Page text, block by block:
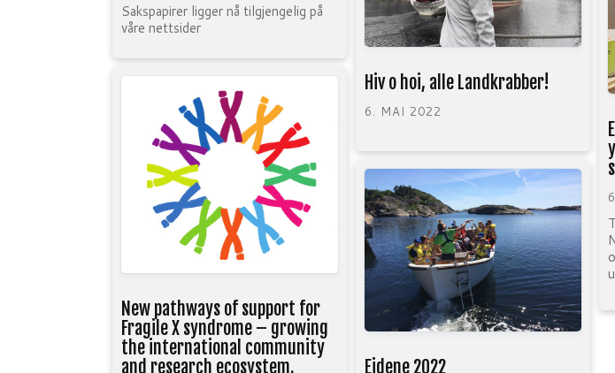
Sakspapirer ligger nå tilgjengelig på
våre nettsider
Hiv o hoi, alle Landkrabber!
6. MAI 2022
New pathways of support for
Fragile X syndrome – growing
the international community
and research ecosystem.
Eidene 2022